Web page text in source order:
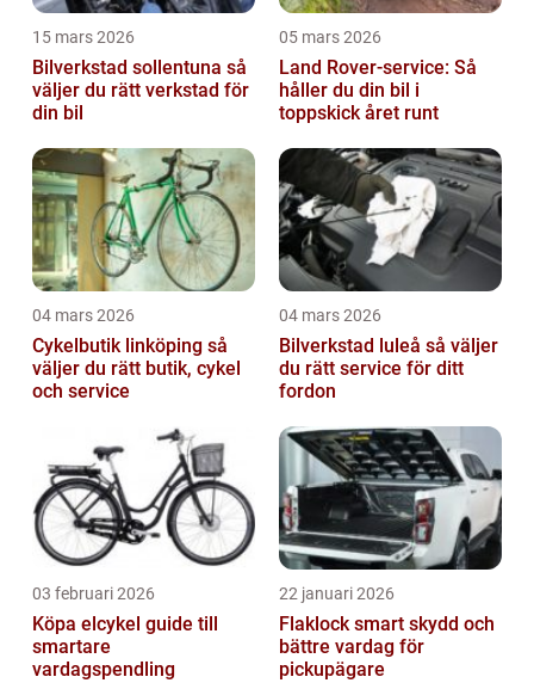
15 mars 2026
Bilverkstad sollentuna så
väljer du rätt verkstad för
din bil
05 mars 2026
Land Rover-service: Så
håller du din bil i
toppskick året runt
04 mars 2026
Cykelbutik linköping så
väljer du rätt butik, cykel
och service
04 mars 2026
Bilverkstad luleå så väljer
du rätt service för ditt
fordon
03 februari 2026
Köpa elcykel guide till
smartare
vardagspendling
22 januari 2026
Flaklock smart skydd och
bättre vardag för
pickupägare